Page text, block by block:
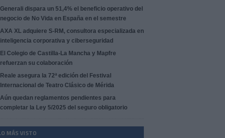
Generali dispara un 51,4% el beneficio operativo del
negocio de No Vida en España en el semestre
AXA XL adquiere S-RM, consultora especializada en
inteligencia corporativa y ciberseguridad
El Colegio de Castilla-La Mancha y Mapfre
refuerzan su colaboración
Reale asegura la 72ª edición del Festival
Internacional de Teatro Clásico de Mérida
Aún quedan reglamentos pendientes para
completar la Ley 5/2025 del seguro obligatorio
MÁS VISTO